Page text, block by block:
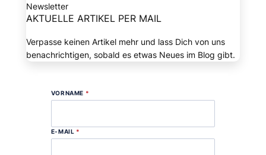
Newsletter
AKTUELLE ARTIKEL PER MAIL
Verpasse keinen Artikel mehr und lass Dich von uns
benachrichtigen, sobald es etwas Neues im Blog gibt.
VORNAME *
E-MAIL *